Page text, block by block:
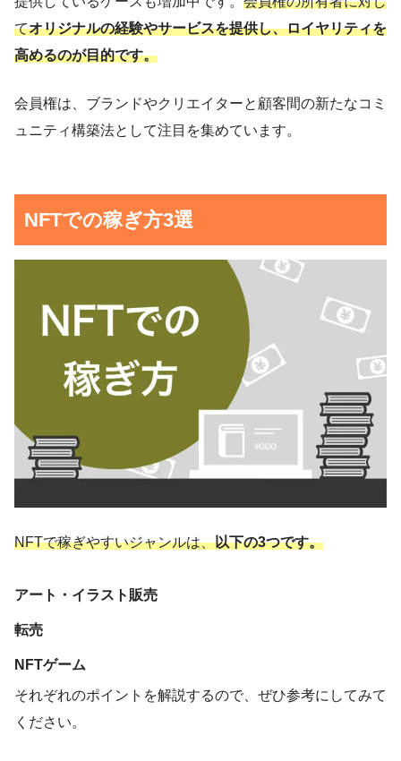
てオリジナルの経験やサービスを提供し、ロイヤリティを
高めるのが目的です。
会員権は、ブランドやクリエイターと顧客間の新たなコミ
ュニティ構築法として注目を集めています。
NFTでの稼ぎ方3選
NFTで稼ぎやすいジャンルは、以下の3つです。
アート・イラスト販売
転売
NFTゲーム
それぞれのポイントを解説するので、ぜひ参考にしてみて
ください。